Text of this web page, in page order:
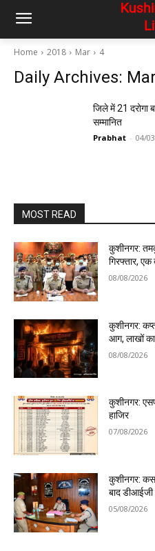
Home 2018 Mar 4
Daily Archives:
जिले में 21 दरोगा
सम्मानित
Prabhat - 04/
MOST READ
कुशीनगर:
गिरफ्तार, एक
08/08/2026
कुशीनगर:
आग, लाखों
08/08/2026
कुशीनगर:
हाजिर
07/08/2026
कुशीनगर:
बाद
05/08/2026